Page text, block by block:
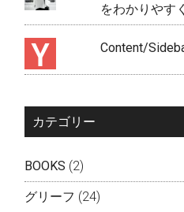
をわかりやす
Content/
カテゴリー
BOOKS (2)
グリーフ (24)